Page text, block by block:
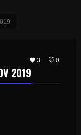
3 0
2019